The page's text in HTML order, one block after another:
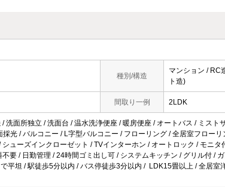
種別/構造
マンション / RC
ト造)
間取り一例 2LDK
面所独立 / 洗面台 / 温水洗浄便座 / 暖房便座 / オートバス / ミスト
光 / バルコニー / L字型バルコニー / フローリング / 全居室フローリ
ューズインクローゼット / TVインターホン / オートロック / モニタ
要 / 日勤管理 / 24時間ゴミ出し可 / システムキッチン / グリル付 /
平坦 / 駅徒歩5分以内 / バス停徒歩3分以内 / LDK15畳以上 / 全居室